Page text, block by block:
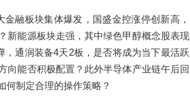
融板块集体爆发，国盛金控涨停创新高，
新能源板块走强，其中绿色甲醇概念股表现
通润装备4天2板，是否将成为当下最活跃
向能否积极配置？此外半导体产业链午后回
何制定合理的操作策略？